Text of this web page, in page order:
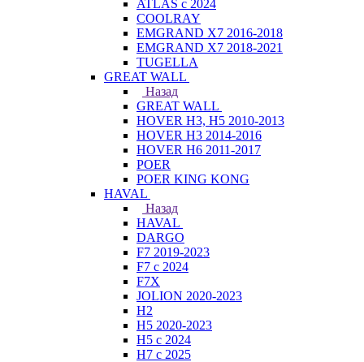
ATLAS с 2024
COOLRAY
EMGRAND X7 2016-2018
EMGRAND X7 2018-2021
TUGELLA
GREAT WALL
Назад
GREAT WALL
HOVER H3, H5 2010-2013
HOVER H3 2014-2016
HOVER H6 2011-2017
POER
POER KING KONG
HAVAL
Назад
HAVAL
DARGO
F7 2019-2023
F7 с 2024
F7X
JOLION 2020-2023
H2
H5 2020-2023
H5 с 2024
H7 с 2025